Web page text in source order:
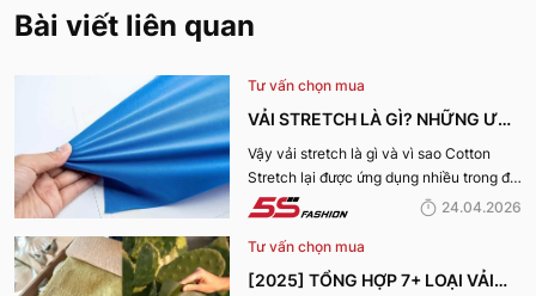
Bài viết liên quan
Tư vấn chọn mua
VẢI STRETCH LÀ GÌ? NHỮNG ƯU
ĐIỂM VÀ ỨNG DỤNG CỦA VẢI
COTTON STRETCH
Vậy vải stretch là gì và vì sao Cotton
Stretch lại được ứng dụng nhiều trong đời
sống? Hãy cùng 5S Fashion tìm hiểu chi
24.04.2026
Tư vấn chọn mua
[2025] TỔNG HỢP 7+ LOẠI VẢI